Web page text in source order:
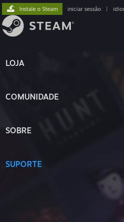
LOJA
COMUNIDADE
SOBRE
SUPORTE
Instale o Steam iniciar sessão